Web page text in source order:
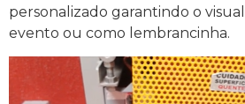
personalizado garantindo o
evento ou como lembrancinha.